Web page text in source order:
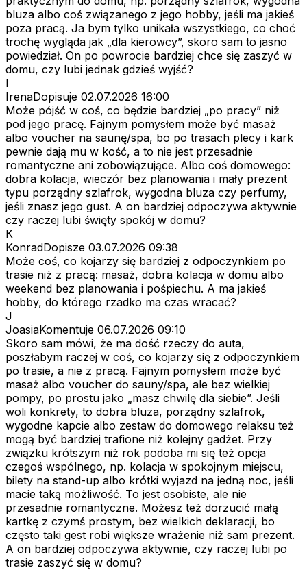
bluza albo coś związanego z jego hobby, jeśli ma jakieś
poza pracą. Ja bym tylko unikała wszystkiego, co choć
trochę wygląda jak „dla kierowcy”, skoro sam to jasno
powiedział. On po powrocie bardziej chce się zaszyć w
domu, czy lubi jednak gdzieś wyjść?
I
IrenaDopisuje 02.07.2026 16:00
Może pójść w coś, co będzie bardziej „po pracy” niż
pod jego pracę. Fajnym pomysłem może być masaż
albo voucher na saunę/spa, bo po trasach plecy i kark
pewnie dają mu w kość, a to nie jest przesadnie
romantyczne ani zobowiązujące. Albo coś domowego:
dobra kolacja, wieczór bez planowania i mały prezent
typu porządny szlafrok, wygodna bluza czy perfumy,
jeśli znasz jego gust. A on bardziej odpoczywa aktywnie
czy raczej lubi święty spokój w domu?
K
KonradDopisze 03.07.2026 09:38
Może coś, co kojarzy się bardziej z odpoczynkiem po
trasie niż z pracą: masaż, dobra kolacja w domu albo
weekend bez planowania i pośpiechu. A ma jakieś
hobby, do którego rzadko ma czas wracać?
J
JoasiaKomentuje 06.07.2026 09:10
Skoro sam mówi, że ma dość rzeczy do auta,
poszłabym raczej w coś, co kojarzy się z odpoczynkiem
po trasie, a nie z pracą. Fajnym pomysłem może być
masaż albo voucher do sauny/spa, ale bez wielkiej
pompy, po prostu jako „masz chwilę dla siebie”. Jeśli
woli konkrety, to dobra bluza, porządny szlafrok,
wygodne kapcie albo zestaw do domowego relaksu też
mogą być bardziej trafione niż kolejny gadżet. Przy
związku krótszym niż rok podoba mi się też opcja
czegoś wspólnego, np. kolacja w spokojnym miejscu,
bilety na stand-up albo krótki wyjazd na jedną noc, jeśli
macie taką możliwość. To jest osobiste, ale nie
przesadnie romantyczne. Możesz też dorzucić małą
kartkę z czymś prostym, bez wielkich deklaracji, bo
często taki gest robi większe wrażenie niż sam prezent.
A on bardziej odpoczywa aktywnie, czy raczej lubi po
trasie zaszyć się w domu?